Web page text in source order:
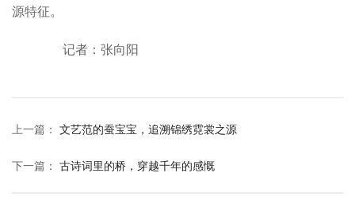
源特征。
记者：张向阳
上一篇 ： 文艺范的蚕宝宝，追溯锦绣霓裳之源
下一篇 ： 古诗词里的桥，穿越千年的感慨